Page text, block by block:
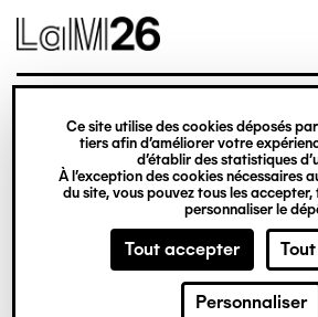
Gestion des cookies
Ce site utilise des cookies déposés
tiers afin d’améliorer votre
d’établir des statistiques
À l’exception des cookies nécessaires
du site, vous pouvez tous les accepter,
personnaliser le
Tout accepter
Personnaliser
contenu